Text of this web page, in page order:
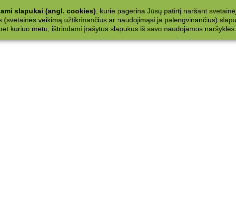
slapukai (angl. cookies) , kurie pagerina Jūsų patirtį naršant
veikimą užtikrinančius ar naudojimąsi ja palengvinančius)
kuriuo metu, ištrindami įrašytus slapukus iš savo naudojamos naršyklės.